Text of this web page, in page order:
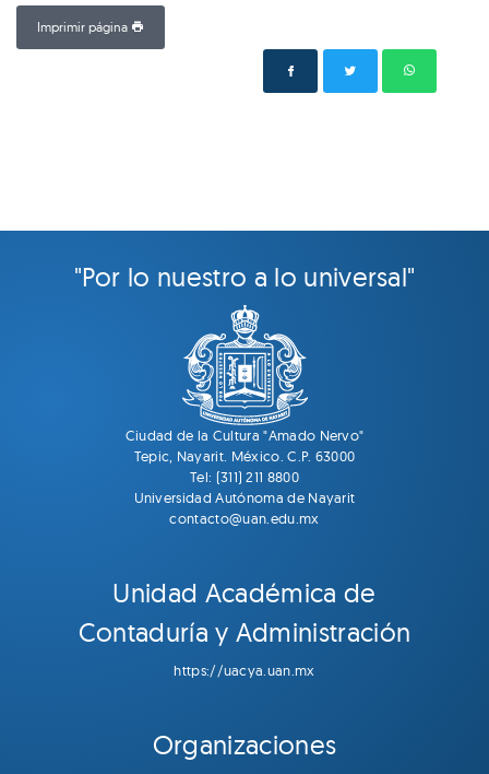
Imprimir página
"Por lo nuestro a lo universal"
Ciudad de la Cultura "Amado Nervo"
Tepic, Nayarit. México. C.P. 63000
Tel: (311) 211 8800
Universidad Autónoma de Nayarit
contacto@uan.edu.mx
Unidad Académica de
Contaduría y Administración
https://uacya.uan.mx
Organizaciones